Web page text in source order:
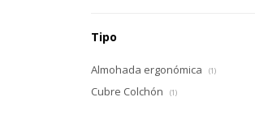
Tipo
Almohada ergonómica (1)
Cubre Colchón (1)